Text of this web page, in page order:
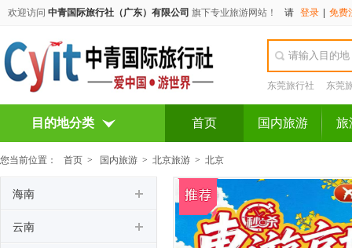
欢迎访问 中青国际旅行社（广东）有限公司 旗下专业旅游网站！ 请 登录 免费
东莞旅行社 东莞
目的地分类 首页 国内旅游 旅
您当前位置： 首页 > 国内旅游 > 北京旅游 > 北京
海南
云南